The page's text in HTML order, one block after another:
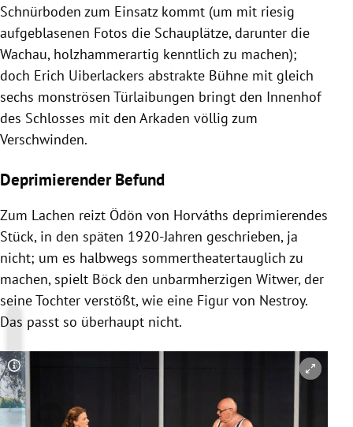
Schnürboden zum Einsatz kommt (um mit riesig
aufgeblasenen Fotos die Schauplätze, darunter die
Wachau, holzhammerartig kenntlich zu machen);
doch Erich Uiberlackers abstrakte Bühne mit gleich
sechs monströsen Türlaibungen bringt den Innenhof
des Schlosses mit den Arkaden völlig zum
Verschwinden.
Deprimierender Befund
Zum Lachen reizt Ödön von Horváths deprimierendes
Stück, in den späten 1920-Jahren geschrieben, ja
nicht; um es halbwegs sommertheatertauglich zu
machen, spielt Böck den unbarmherzigen Witwer, der
seine Tochter verstößt, wie eine Figur von Nestroy.
Das passt so überhaupt nicht.
Copyright-Hinweis öffnen/schließen